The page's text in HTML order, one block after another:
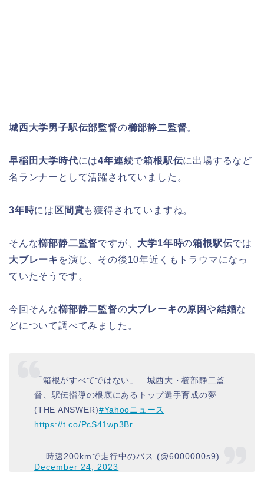
城西大学男子駅伝部監督の櫛部静二監督。
早稲田大学時代には4年連続で箱根駅伝に出場するなど
名ランナーとして活躍されていました。
3年時には 区間賞も獲得されていますね。
そんな櫛部静二監督ですが、 大学1年時の箱根駅伝では
大ブレーキ を演じ、その後10年近くもトラウマになっ
ていたそうです。
今回そんな櫛部静二監督の大ブレーキの原因や結婚な
どについて調べてみました。
「箱根がすべてではない」 城西大・櫛部静二監
督、駅伝指導の根底にあるトップ選手育成の夢
(THE ANSWER)#Yahooニュース
https://t.co/PcS41wp3Br
— 時速200kmで走行中のバス (@6000000s9)
December 24, 2023